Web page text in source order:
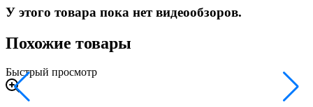
У этого товара пока нет видеообзоров.
Похожие товары
Быстрый просмотр